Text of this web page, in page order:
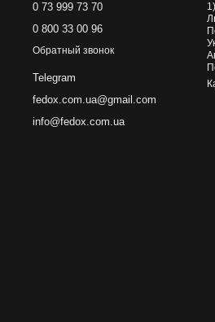
0 73 999 73 70
0 800 33 00 96
Обратный звонок
Telegram
fedox.com.ua@gmail.com
info@fedox.com.ua